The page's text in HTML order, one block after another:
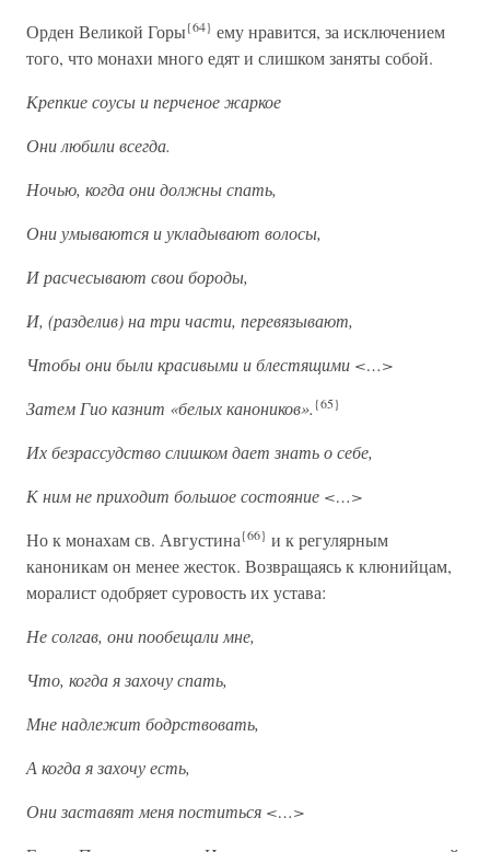
Орден Великой Горы{64} ему нравится, за исключением
того, что монахи много едят и слишком заняты собой.
Крепкие соусы и перченое жаркое
Они любили всегда.
Ночью, когда они должны спать,
Они умываются и укладывают волосы,
И расчесывают свои бороды,
И, (разделив) на три части, перевязывают,
Чтобы они были красивыми и блестящими <…>
Затем Гио казнит «белых каноников».{65}
Их безрассудство слишком дает знать о себе,
К ним не приходит большое состояние <…>
Но к монахам св. Августина{66} и к регулярным
каноникам он менее жесток. Возвращаясь к клюнийцам,
моралист одобряет суровость их устава:
Не солгав, они пообещали мне,
Что, когда я захочу спать,
Мне надлежит бодрствовать,
А когда я захочу есть,
Они заставят меня поститься <…>